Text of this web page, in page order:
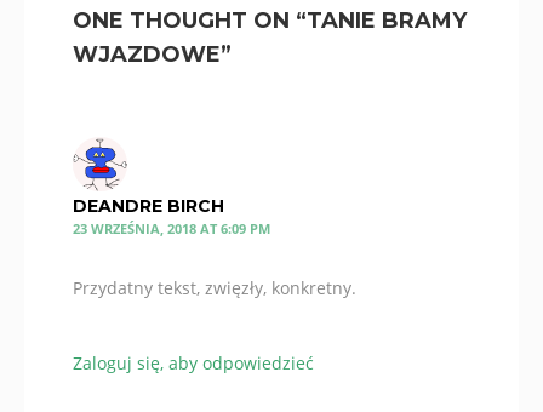
ONE THOUGHT ON “TANIE BRAMY
WJAZDOWE”
DEANDRE BIRCH
23 WRZEŚNIA, 2018 AT 6:09 PM
Przydatny tekst, zwięzły, konkretny.
Zaloguj się, aby odpowiedzieć